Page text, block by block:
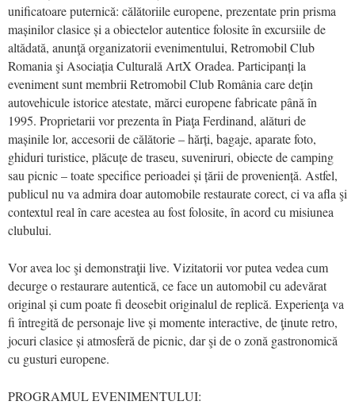
unificatoare puternică: călătoriile europene, prezentate prin prisma
mașinilor clasice și a obiectelor autentice folosite în excursiile de
altădată, anunţă organizatorii evenimentului, Retromobil Club
Romania şi Asociația Culturală ArtX Oradea. Participanți la
eveniment sunt membrii Retromobil Club România care dețin
autovehicule istorice atestate, mărci europene fabricate până în
1995. Proprietarii vor prezenta în Piaţa Ferdinand, alături de
mașinile lor, accesorii de călătorie – hărți, bagaje, aparate foto,
ghiduri turistice, plăcuțe de traseu, suveniruri, obiecte de camping
sau picnic – toate specifice perioadei și țării de proveniență. Astfel,
publicul nu va admira doar automobile restaurate corect, ci va afla şi
contextul real în care acestea au fost folosite, în acord cu misiunea
clubului.
Vor avea loc şi demonstraţii live. Vizitatorii vor putea vedea cum
decurge o restaurare autentică, ce face un automobil cu adevărat
original și cum poate fi deosebit originalul de replică. Experienţa va
fi întregită de personaje live și momente interactive, de ţinute retro,
jocuri clasice și atmosferă de picnic, dar şi de o zonă gastronomică
cu gusturi europene.
PROGRAMUL EVENIMENTULUI: